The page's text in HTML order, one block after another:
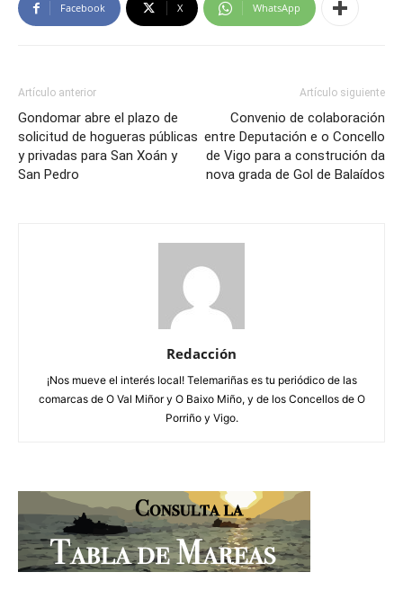
Facebook X WhatsApp
Artículo anterior
Gondomar abre el plazo de
solicitud de hogueras públicas
y privadas para San Xoán y
San Pedro
Artículo siguiente
Convenio de colaboración
entre Deputación e o Concello
de Vigo para a construción da
nova grada de Gol de Balaídos
Redacción
¡Nos mueve el interés local! Telemariñas es tu periódico de las
comarcas de O Val Miñor y O Baixo Miño, y de los Concellos de O
Porriño y Vigo.